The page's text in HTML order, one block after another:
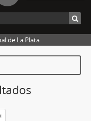
de La Plata